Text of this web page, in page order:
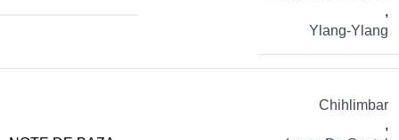
,
Ylang-Ylang
Chihlimbar
,